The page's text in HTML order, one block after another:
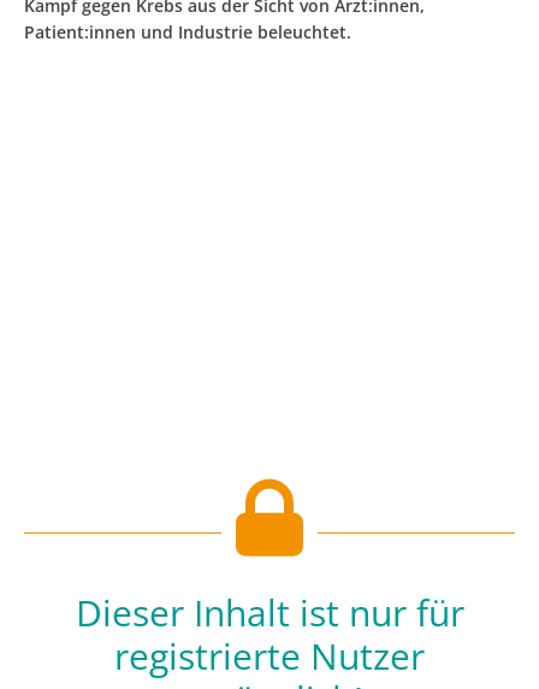
Kampf gegen Krebs aus der Sicht von Ärzt:innen,
Patient:innen und Industrie beleuchtet.
Dieser Inhalt ist nur für
registrierte Nutzer